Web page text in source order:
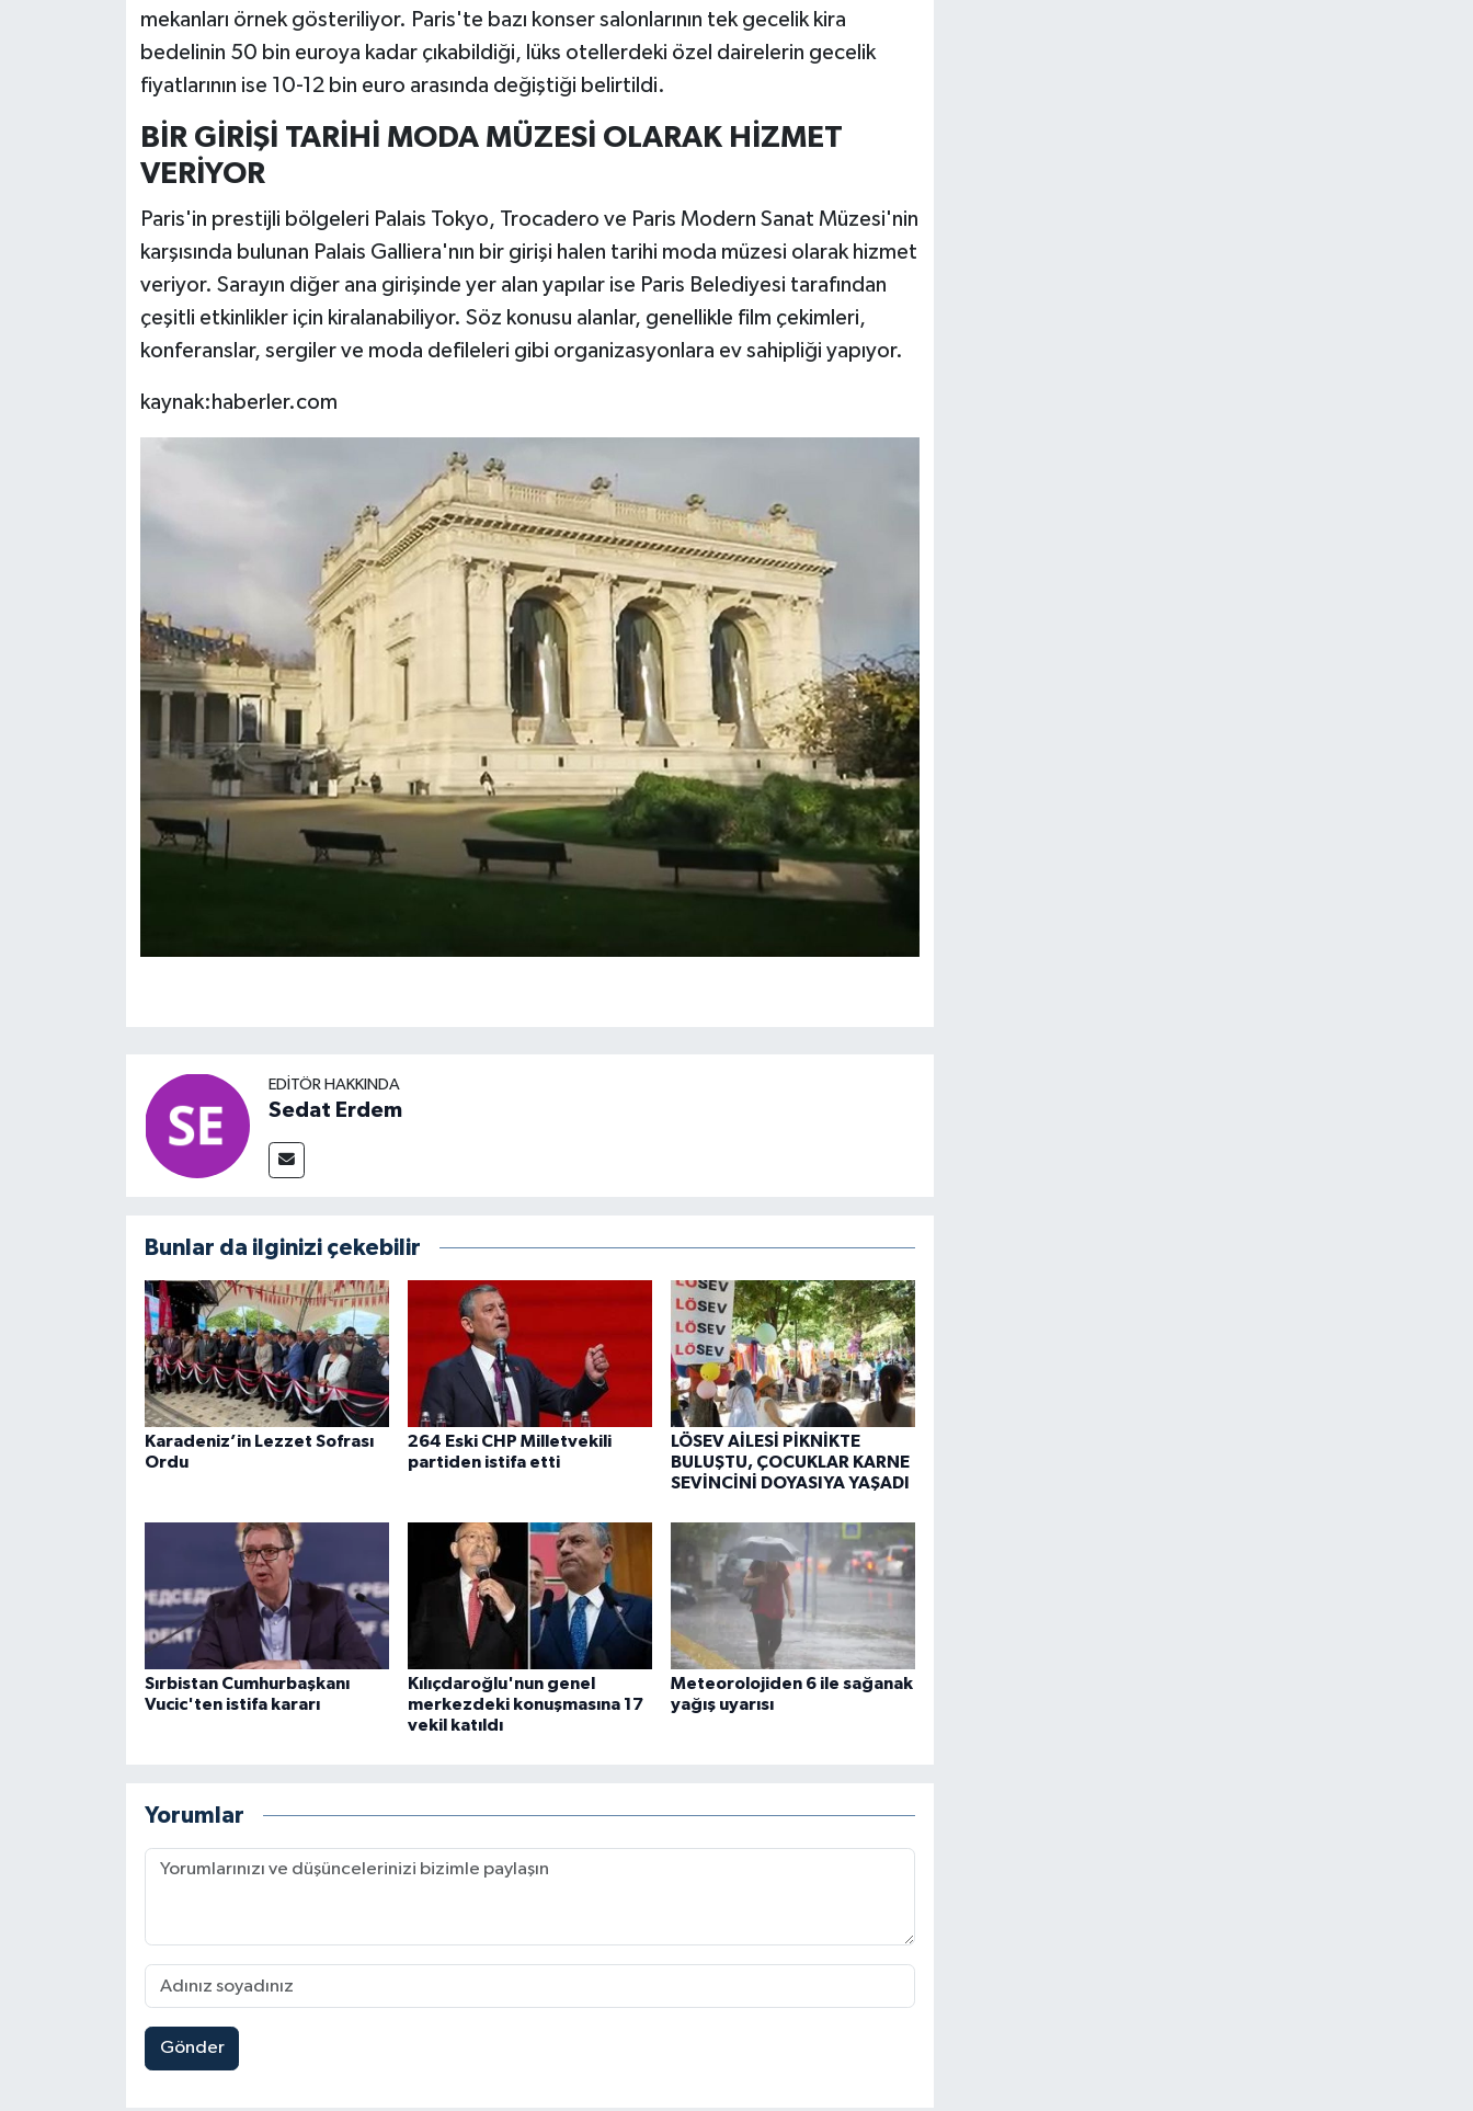
mekanları örnek gösteriliyor. Paris'te bazı konser salonlarının tek gecelik kira
bedelinin 50 bin euroya kadar çıkabildiği, lüks otellerdeki özel dairelerin gecelik
fiyatlarının ise 10-12 bin euro arasında değiştiği belirtildi.
BİR GİRİŞİ TARİHİ MODA MÜZESİ OLARAK HİZMET
VERİYOR
Paris'in prestijli bölgeleri Palais Tokyo, Trocadero ve Paris Modern Sanat Müzesi'nin
karşısında bulunan Palais Galliera'nın bir girişi halen tarihi moda müzesi olarak hizmet
veriyor. Sarayın diğer ana girişinde yer alan yapılar ise Paris Belediyesi tarafından
çeşitli etkinlikler için kiralanabiliyor. Söz konusu alanlar, genellikle film çekimleri,
konferanslar, sergiler ve moda defileleri gibi organizasyonlara ev sahipliği yapıyor.
kaynak:haberler.com
EDITÖR HAKKINDA
Sedat Erdem
Bunlar da ilginizi çekebilir
Karadeniz’in Lezzet Sofrası
Ordu
264 Eski CHP Milletvekili
partiden istifa etti
LÖSEV AİLESİ PİKNİKTE
BULUŞTU, ÇOCUKLAR KARNE
SEVİNCİNİ DOYASIYA YAŞADI
Sırbistan Cumhurbaşkanı
Vucic'ten istifa kararı
Kılıçdaroğlu'nun genel
merkezdeki konuşmasına 17
vekil katıldı
Meteorolojiden 6 ile sağanak
yağış uyarısı
Yorumlar
Gönder